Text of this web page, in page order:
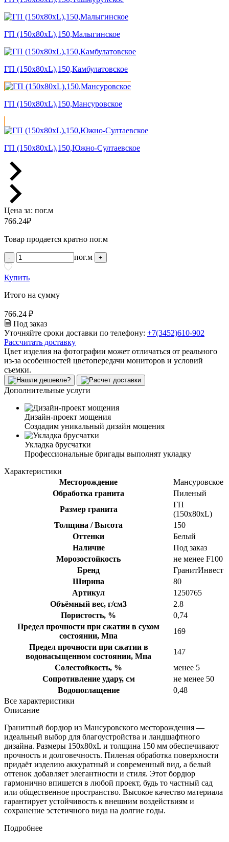
ГП (150x80xL),150,Малыгинское
ГП (150x80xL),150,Камбулатовское
ГП (150x80xL),150,Мансуровское
ГП (150x80xL),150,Южно-Султаевское
Цена за: пог.м
766.24₽
Товар продается кратно пог.м
- пог.м +
Купить
Итого на сумму
766.24 ₽
Под заказ
Уточняйте сроки доставки по телефону: +7(3452)610-902
Рассчитать доставку
Цвет изделия на фотографии может отличаться от реального
из-за особенностей цветопередачи мониторов и условий
съемки.
Дополнительные услуги
Дизайн-проект мощения
Создадим уникальный дизайн мощения
Укладка брусчатки
Профессиональные бригады выполнят укладку
Характеристики
Месторождение
Мансуровское
Обработка гранита
Пиленый
Размер гранита
ГП
(150x80xL)
Толщина / Высота
150
Оттенки
Белый
Наличие
Под заказ
Морозостойкость
не менее F100
Бренд
ГранитИнвест
Ширина
80
Артикул
1250765
Объёмный вес, г/см3
2.8
Пористость, %
0,74
Предел прочности при сжатии в сухом
состоянии, Мпа
169
Предел прочности при сжатии в
водонасыщенном состоянии, Мпа
147
Солестойкость, %
менее 5
Сопротивление удару, см
не менее 50
Водопоглащение
0,48
Все характеристики
Описание
Гранитный бордюр из Мансуровского месторождения —
идеальный выбор для благоустройства и ландшафтного
дизайна. Размеры 150x80xL и толщина 150 мм обеспечивают
прочность и долговечность. Пиленая обработка поверхности
придаёт изделию аккуратный и современный вид, а белый
оттенок добавляет элегантности и стиля. Этот бордюр
гармонично впишется в любой проект, будь то частный сад
или общественное пространство. Высокое качество материала
гарантирует устойчивость к внешним воздействиям и
сохранение эстетичного вида на долгие годы.
Подробнее